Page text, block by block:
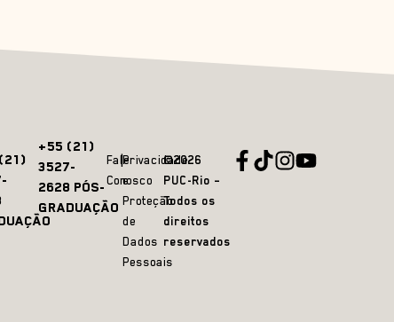
+55 (21)
3527-
2628 PÓS-
GRADUAÇÃO
Fale
Conosco
Privacidade
e
Proteção
de
Dados
Pessoais
©2026
PUC-Rio –
Todos os
direitos
reservados